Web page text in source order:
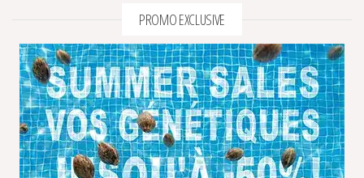
PROMO EXCLUSIVE